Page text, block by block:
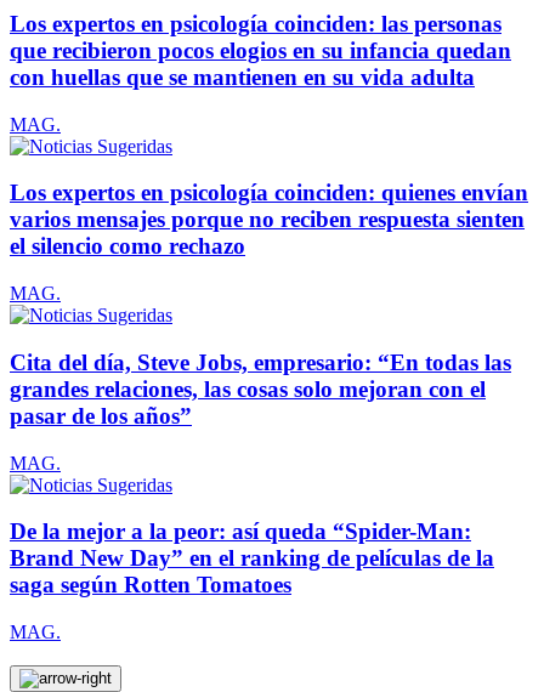
Los expertos en psicología coinciden: las personas
que recibieron pocos elogios en su infancia quedan
con huellas que se mantienen en su vida adulta
MAG.
Los expertos en psicología coinciden: quienes envían
varios mensajes porque no reciben respuesta sienten
el silencio como rechazo
MAG.
Cita del día, Steve Jobs, empresario: “En todas las
grandes relaciones, las cosas solo mejoran con el
pasar de los años”
MAG.
De la mejor a la peor: así queda “Spider-Man:
Brand New Day” en el ranking de películas de la
saga según Rotten Tomatoes
MAG.